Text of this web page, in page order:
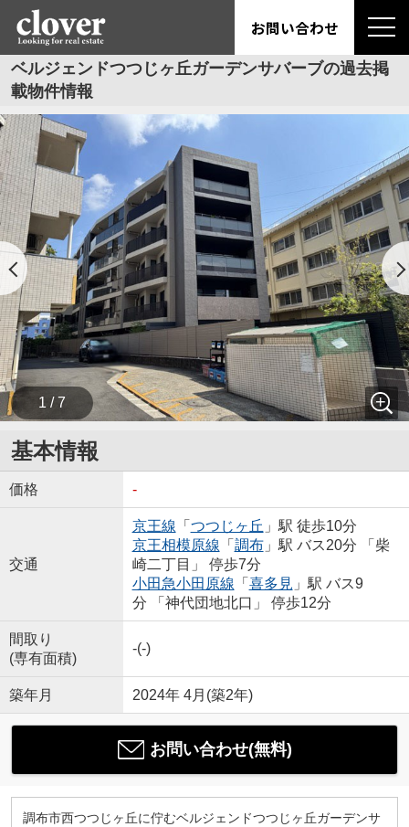
お問い合わせ
ベルジェンドつつじヶ丘ガーデンサバーブの過去掲
載物件情報
1 / 7
基本情報
価格 -
交通
京王線 「 つつじヶ丘 」駅 徒歩10分
京王相模原線 「 調布」駅 バス20分 「柴
崎二丁目」 停歩7分
小田急小田原線 「 喜多見 」駅 バス9
分 「神代団地北口」 停歩12分
間取り
(専有面積)
-(-)
築年月 2024年 4月(築2年)
お問い合わせ(無料)
調布市西つつじヶ丘に佇むベルジェンドつつじヶ丘ガーデンサ